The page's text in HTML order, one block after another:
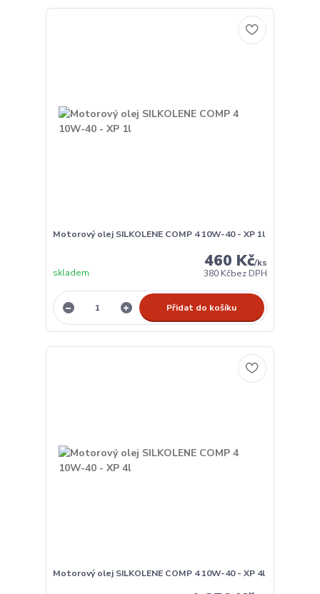
Motorový olej SILKOLENE COMP 4 10W-40 - XP 1l
460 Kč/ks
380 Kčbez DPH
skladem
Přidat do košíku
Motorový olej SILKOLENE COMP 4 10W-40 - XP 4l